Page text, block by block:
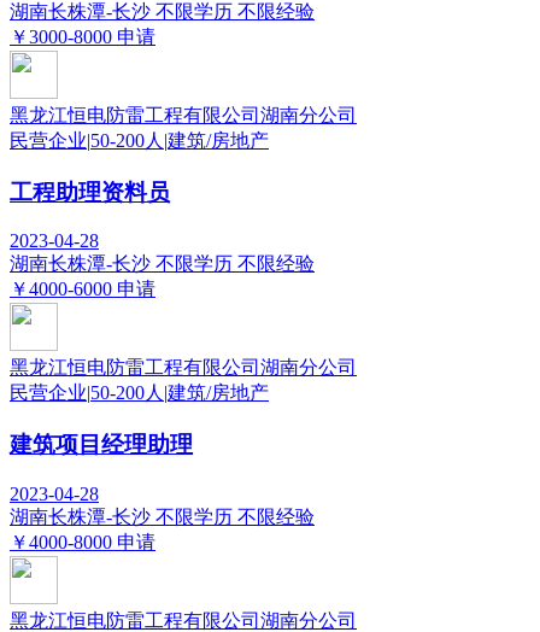
湖南长株潭-长沙 不限学历 不限经验
￥3000-8000 申请
黑龙江恒电防雷工程有限公司湖南分公司
民营企业|50-200人 |建筑/房地产
工程助理资料员
2023-04-28
湖南长株潭-长沙 不限学历 不限经验
￥4000-6000 申请
黑龙江恒电防雷工程有限公司湖南分公司
民营企业|50-200人|建筑/房地产
建筑项目经理助理
2023-04-28
湖南长株潭-长沙 不限学历 不限经验
￥4000-8000 申请
黑龙江恒电防雷工程有限公司湖南分公司